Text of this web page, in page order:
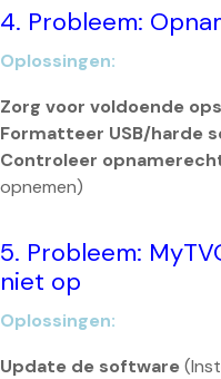
4. Probleem:
Oplossingen:
Zorg voor voldoende
Formatteer USB/harde
Controleer
opnemen)
5. Probleem:
niet op
Oplossingen:
Update de software